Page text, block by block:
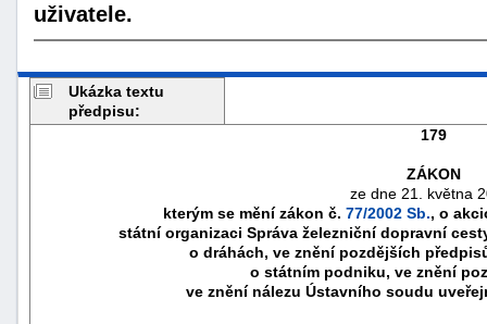
uživatele.
Ukázka textu
předpisu:
179
ZÁKON
ze dne 21. května
kterým se mění zákon č. 77/2002 Sb., o
státní organizaci Správa železniční dopravní
o dráhách, ve znění pozdějších
o státním podniku, ve znění
ve znění nálezu Ústavního soudu